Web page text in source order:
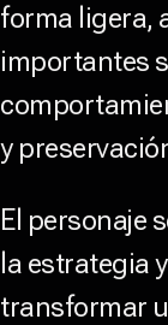
forma ligera,
importantes
y
El personaje
la estrategia
transformar